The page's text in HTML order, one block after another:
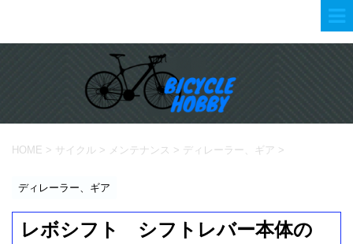
HOME > サイクル > メンテナンス > ディレーラー、ギア >
ディレーラー、ギア
レボシフト シフトレバー本体の